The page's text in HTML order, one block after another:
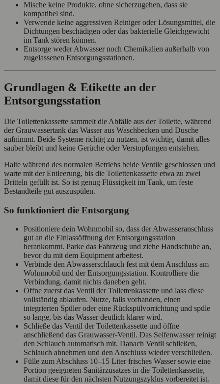
Mische keine Produkte, ohne sicherzugehen, dass sie
kompatibel sind.
Verwende keine aggressiven Reiniger oder Lösungsmittel, die
Dichtungen beschädigen oder das bakterielle Gleichgewicht
im Tank stören können.
Entsorge weder Abwasser noch Chemikalien außerhalb von
zugelassenen Entsorgungsstationen.
Grundlagen & Etikette an der
Entsorgungsstation
Die Toilettenkassette sammelt die Abfälle aus der Toilette, während
der Grauwassertank das Wasser aus Waschbecken und Dusche
aufnimmt. Beide Systeme richtig zu nutzen, ist wichtig, damit alles
sauber bleibt und keine Gerüche oder Verstopfungen entstehen.
Halte während des normalen Betriebs beide Ventile geschlossen und
warte mit der Entleerung, bis die Toilettenkassette etwa zu zwei
Dritteln gefüllt ist. So ist genug Flüssigkeit im Tank, um feste
Bestandteile gut auszuspülen.
So funktioniert die Entsorgung
Positioniere dein Wohnmobil so, dass der Abwasseranschluss
gut an die Einlassöffnung der Entsorgungsstation
herankommt. Parke das Fahrzeug und ziehe Handschuhe an,
bevor du mit dem Equipment arbeitest.
Verbinde den Abwasserschlauch fest mit dem Anschluss am
Wohnmobil und der Entsorgungsstation. Kontrolliere die
Verbindung, damit nichts daneben geht.
Öffne zuerst das Ventil der Toilettenkassette und lass diese
vollständig ablaufen. Nutze, falls vorhanden, einen
integrierten Spüler oder eine Rückspülvorrichtung und spüle
so lange, bis das Wasser deutlich klarer wird.
Schließe das Ventil der Toilettenkassette und öffne
anschließend das Grauwasser‑Ventil. Das Seifenwasser reinigt
den Schlauch automatisch mit. Danach Ventil schließen,
Schlauch abnehmen und den Anschluss wieder verschließen.
Fülle zum Abschluss 10–15 Liter frisches Wasser sowie eine
Portion geeigneten Sanitärzusatzes in die Toilettenkassette,
damit diese für den nächsten Nutzungszyklus vorbereitet ist.